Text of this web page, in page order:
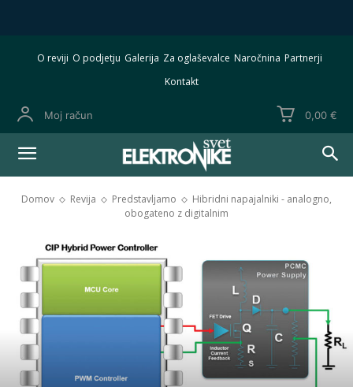
O reviji O podjetju Galerija Za oglaševalce Naročnina Partnerji
Kontakt
Moj račun 0,00 €
Domov Revija Predstavljamo
Hibridni napajalniki - analogno,
obogateno z digitalnim